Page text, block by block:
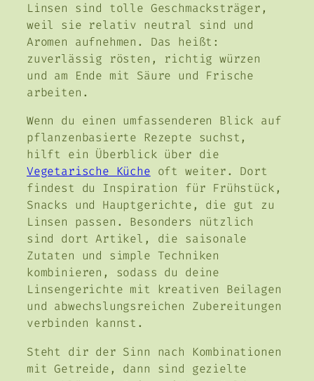
Linsen sind tolle Geschmacksträger,
weil sie relativ neutral sind und
Aromen aufnehmen. Das heißt:
zuverlässig rösten, richtig würzen
und am Ende mit Säure und Frische
arbeiten.
Wenn du einen umfassenderen Blick auf
pflanzenbasierte Rezepte suchst,
hilft ein Überblick über die
Vegetarische Küche oft weiter. Dort
findest du Inspiration für Frühstück,
Snacks und Hauptgerichte, die gut zu
Linsen passen. Besonders nützlich
sind dort Artikel, die saisonale
Zutaten und simple Techniken
kombinieren, sodass du deine
Linsengerichte mit kreativen Beilagen
und abwechslungsreichen Zubereitungen
verbinden kannst.
Steht dir der Sinn nach Kombinationen
mit Getreide, dann sind gezielte